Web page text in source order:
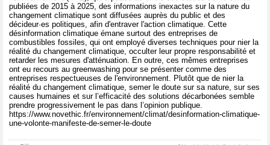
publiées de 2015 à 2025, des informations inexactes sur la nature du
changement climatique sont diffusées auprès du public et des
décideur·es politiques, afin d'entraver l'action climatique. Cette
désinformation climatique émane surtout des entreprises de
combustibles fossiles, qui ont employé diverses techniques pour nier la
réalité du changement climatique, occulter leur propre responsabilité et
retarder les mesures d'atténuation. En outre, ces mêmes entreprises
ont eu recours au greenwashing pour se présenter comme des
entreprises respectueuses de l'environnement. Plutôt que de nier la
réalité du changement climatique, semer le doute sur sa nature, sur ses
causes humaines et sur l’efficacité des solutions décarbonées semble
prendre progressivement le pas dans l’opinion publique.
https://www.novethic.fr/environnement/climat/desinformation-climatique-
une-volonte-manifeste-de-semer-le-doute